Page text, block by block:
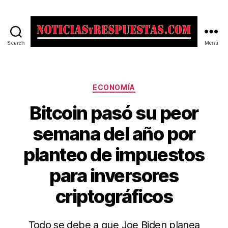
Search Menú
Categorías
ECONOMÍA
Bitcoin pasó su peor
semana del año por
planteo de impuestos
para inversores
criptográficos
Todo se debe a que Joe Biden planea